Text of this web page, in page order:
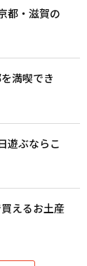
都・滋賀の
満喫でき
遊ぶならこ
えるお土産